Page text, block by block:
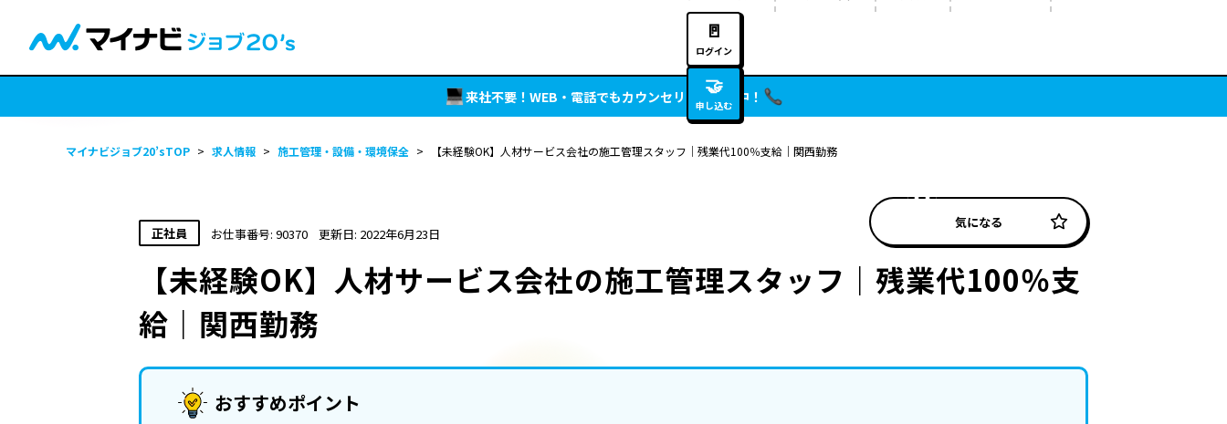
🚪
ログイン
🤝
申し込む
来社不要！WEB・電話でもカウンセリング実施中！
マイナビジョブ20’sTOP > 求人情報 > 施工管理・設備・環境保全 > 【未経験OK】人材サービス会社の施工管理スタッフ｜残業代100％支給｜関西勤務
正社員 お仕事番号: 90370 更新日: 2022年6月23日
気になる
【未経験OK】人材サービス会社の施工管理スタッフ｜残業代100％支
給｜関西勤務
おすすめポイント